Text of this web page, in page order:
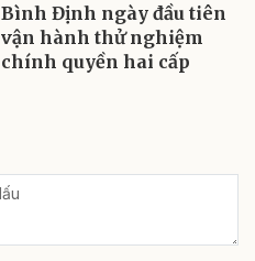
Bình Định ngày đầu tiên
vận hành thử nghiệm
chính quyền hai cấp